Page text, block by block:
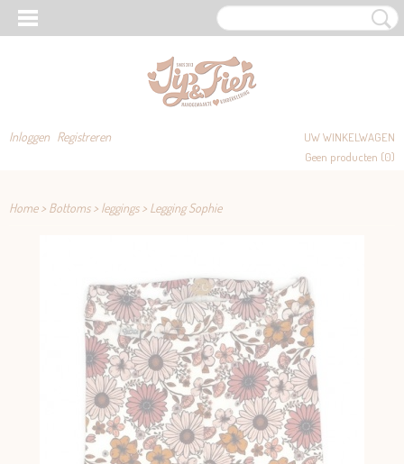
Inloggen Registreren
UW WINKELWAGEN
Geen producten (0)
Home> Bottoms> leggings> Legging Sophie